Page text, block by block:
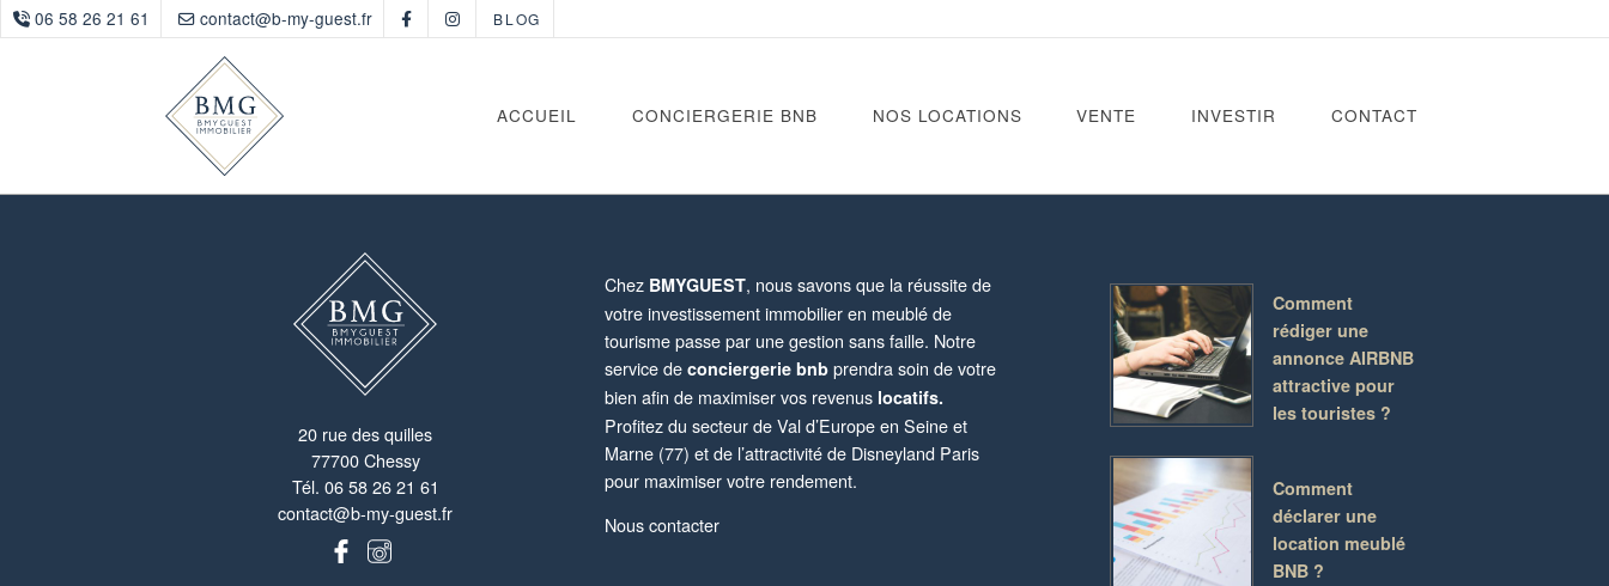
06 58 26 21 61 contact@b-my-guest.fr BLOG
ACCUEIL CONCIERGERIE BNB NOS LOCATIONS VENTE INVESTIR CONTACT
20 rue des quilles
77700 Chessy
Tél. 06 58 26 21 61
contact@b-my-guest.fr
Chez BMYGUEST, nous savons que la réussite de
votre investissement immobilier en meublé de
tourisme passe par une gestion sans faille. Notre
service de conciergerie bnbprendra soin de votre
bien afin de maximiser vos revenus locatifs.
Profitez du secteur de Val d’Europe en Seine et
Marne (77) et de l’attractivité de Disneyland Paris
pour maximiser votre rendement.
Nous contacter
Comment
rédiger une
annonce AIRBNB
attractive pour
les touristes ?
Comment
déclarer une
location meublé
BNB ?